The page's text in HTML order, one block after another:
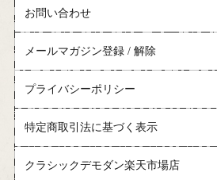
お問い合わせ
メールマガジン登録 / 解除
プライバシーポリシー
特定商取引法に基づく表示
クラシックデモダン楽天市場店